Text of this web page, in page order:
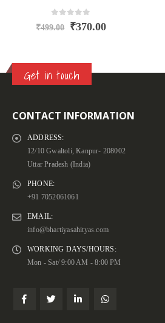
out of 5
₹499.00 ₹370.00
Get in touch
CONTACT INFORMATION
ADDRESS:
12/10 Gwaltoli, Kanpur- 208002
Uttar Pradesh (India)
PHONE:
+91 7052061061
EMAIL:
info@bhartiyasahityas.com
WORKING DAYS/HOURS:
Mon - Sat/ 9:00 AM - 8:00 PM